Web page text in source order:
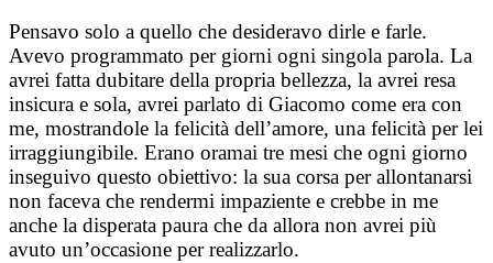
Pensavo solo a quello che desideravo dirle e farle.
Avevo programmato per giorni ogni singola parola. La
avrei fatta dubitare della propria bellezza, la avrei resa
insicura e sola, avrei parlato di Giacomo come era con
me, mostrandole la felicità dell’amore, una felicità per lei
irraggiungibile. Erano oramai tre mesi che ogni giorno
inseguivo questo obiettivo: la sua corsa per allontanarsi
non faceva che rendermi impaziente e crebbe in me
anche la disperata paura che da allora non avrei più
avuto un’occasione per realizzarlo.